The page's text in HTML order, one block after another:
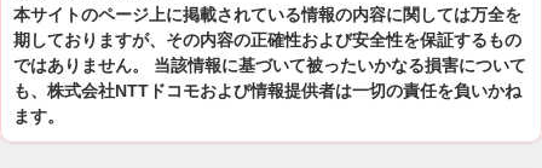
本サイトのページ上に掲載されている情報の内容に関しては万全を
期しておりますが、その内容の正確性および安全性を保証するもの
ではありません。 当該情報に基づいて被ったいかなる損害について
も、株式会社NTTドコモおよび情報提供者は一切の責任を負いかね
ます。